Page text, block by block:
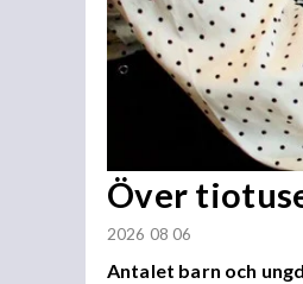
Över
2026 08 06
Antalet barn och